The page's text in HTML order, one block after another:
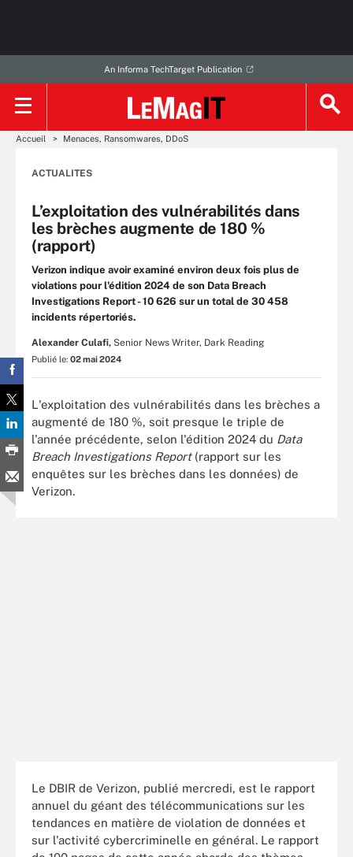
An Informa TechTarget Publication
Accueil Menaces, Ransomwares, DDoS
ACTUALITES
L’exploitation des vulnérabilités dans
les brèches augmente de 180 %
(rapport)
Verizon indique avoir examiné environ deux fois plus de
violations pour l'édition 2024 de son Data Breach
Investigations Report - 10 626 sur un total de 30 458
incidents répertoriés.
Alexander Culafi, Senior News Writer, Dark Reading
Publié le: 02 mai 2024
L'exploitation des vulnérabilités dans les brèches a
augmenté de 180 %, soit presque le triple de
l'année précédente, selon l'édition 2024 du Data
Breach Investigations Report(rapport sur les
enquêtes sur les brèches dans les données) de
Verizon.
Le DBIR de Verizon, publié mercredi, est le rapport
annuel du géant des télécommunications sur les
tendances en matière de violation de données et
sur l'activité cybercriminelle en général. Le rapport